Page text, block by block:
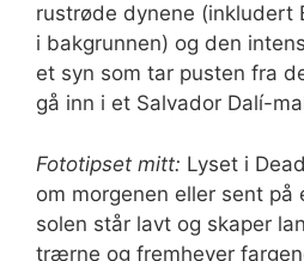
rustrøde dynene (inkludert
i bakgrunnen) og den
et syn som tar pusten fra
gå inn i et Salvador Dalí-
Fototipset mitt: Lyset i
om morgenen eller sent
solen står lavt og skaper
trærne og fremhever